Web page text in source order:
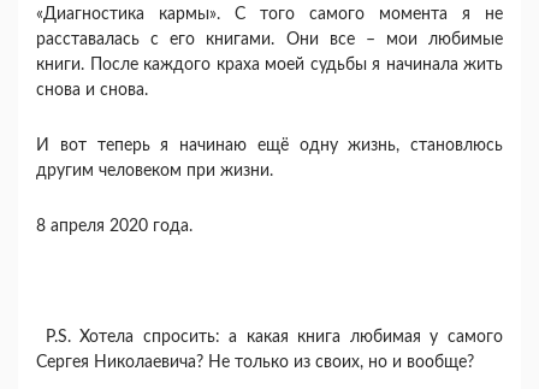
«Диагностика кармы». С того самого момента я не
расставалась с его книгами. Они все – мои любимые
книги. После каждого краха моей судьбы я начинала жить
снова и снова.
И вот теперь я начинаю ещё одну жизнь, становлюсь
другим человеком при жизни.
8 апреля 2020 года.
P.S. Хотела спросить: а какая книга любимая у самого
Сергея Николаевича? Не только из своих, но и вообще?